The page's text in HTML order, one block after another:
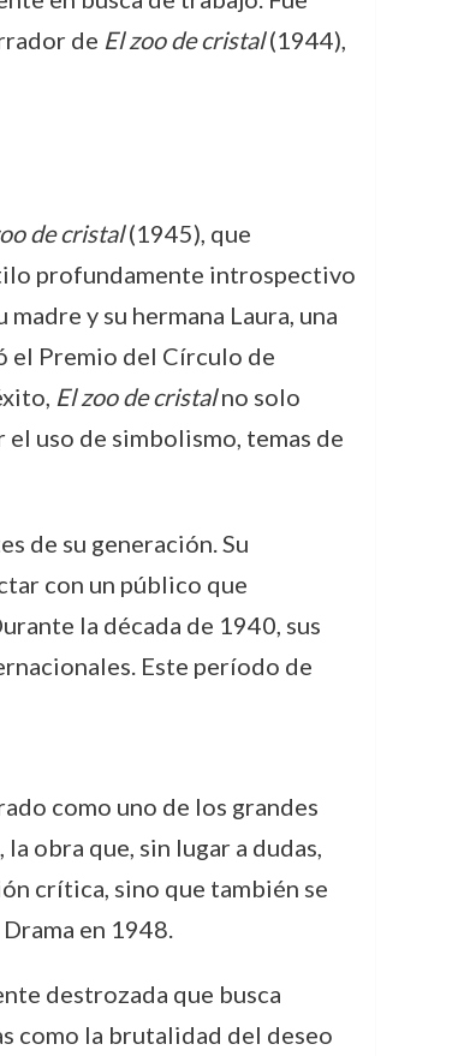
de El zoo de cristal(1944),
de cristal(1945), que
profundamente introspectivo
y su hermana Laura, una
el Premio del Círculo de
El zoo de cristalno solo
uso de simbolismo, temas de
de su generación. Su
con un público que
la década de 1940, sus
Este período de
como uno de los grandes
la obra que, sin lugar a dudas,
crítica, sino que también se
en 1948.
destrozada que busca
como la brutalidad del deseo